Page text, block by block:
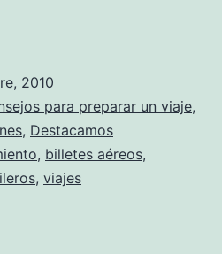
2010
para preparar un viaje,
, Destacamos
, billetes aéreos,
, viajes